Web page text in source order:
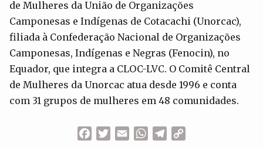
de Mulheres da União de Organizações
Camponesas e Indígenas de Cotacachi (Unorcac),
filiada à Confederação Nacional de Organizações
Camponesas, Indígenas e Negras (Fenocin), no
Equador, que integra a CLOC-LVC. O Comitê Central
de Mulheres da Unorcac atua desde 1996 e conta
com 31 grupos de mulheres em 48 comunidades.
FacebookTwitterEmailWhatsApp
Telegram